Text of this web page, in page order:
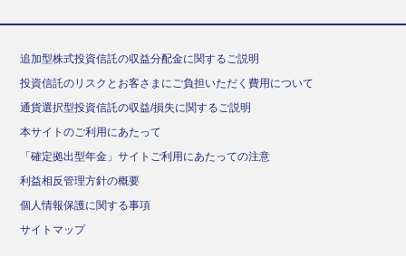
追加型株式投資信託の収益分配金に関するご説明
投資信託のリスクとお客さまにご負担いただく費用について
通貨選択型投資信託の収益/損失に関するご説明
本サイトのご利用にあたって
「確定拠出型年金」サイトご利用にあたっての注意
利益相反管理方針の概要
個人情報保護に関する事項
サイトマップ